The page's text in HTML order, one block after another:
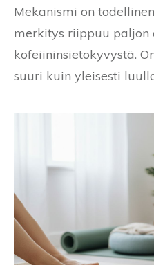
Mekanismi on
merkitys riippuu paljon
kofeiininsietokyvystä.
suuri kuin yleisesti